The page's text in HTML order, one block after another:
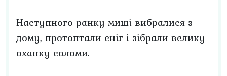
Наступного ранку миші вибралися з
дому, протоптали сніг і зібрали велику
охапку соломи.